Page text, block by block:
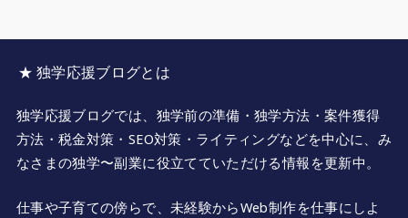
★ 独学応援ブログとは
独学応援ブログでは、独学前の準備・独学方法・案件獲得
方法・税金対策・SEO対策・ライティングなどを中心に、み
なさまの独学〜副業に役立てていただける情報を更新中。
仕事や子育ての傍らで、未経験からWeb制作を仕事にしよ